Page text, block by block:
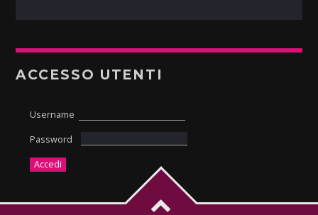
ACCESSO UTENTI
Username
Password